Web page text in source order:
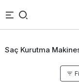
Saç Kurutma